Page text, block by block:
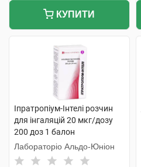
КУПИТИ
Іпратропіум-Інтелі розчин
для інгаляцій 20 мкг/дозу
200 доз 1 балон
Лабораторіо Альдо-Юніон